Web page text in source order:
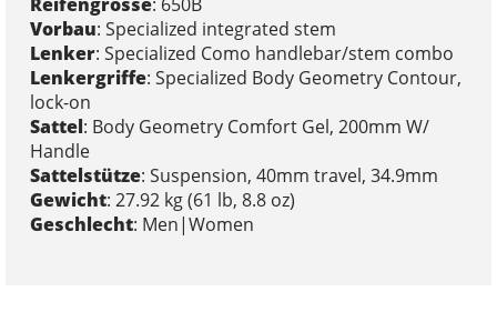
Vorbau: Specialized integrated stem
Lenker: Specialized Como handlebar/stem combo
Lenkergriffe: Specialized Body Geometry Contour,
lock-on
Sattel: Body Geometry Comfort Gel, 200mm W/
Handle
Sattelstütze: Suspension, 40mm travel, 34.9mm
Gewicht: 27.92 kg (61 lb, 8.8 oz)
Geschlecht: Men|Women